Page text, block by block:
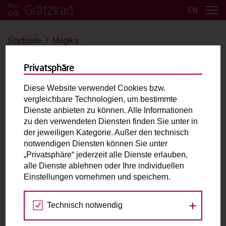
Grätzlrad EN
Startseite Magika
Douze
bis 2 Kinder E-Antrieb
Laderaum:L: cm B: cm H: cm
Fahrradabholung & Rückgabe
Rad steht beim Fahrradständer Porzellangasse
Ecke Glasergasse
Privatsphäre
Diese Website verwendet Cookies bzw.
vergleichbare Technologien, um bestimmte
Dienste anbieten zu können. Alle Informationen
zu den verwendeten Diensten finden Sie unter in
der jeweiligen Kategorie. Außer den technisch
notwendigen Diensten können Sie unter
„Privatsphäre“ jederzeit alle Dienste erlauben,
alle Dienste ablehnen oder Ihre individuellen
Einstellungen vornehmen und speichern.
Technisch notwendig